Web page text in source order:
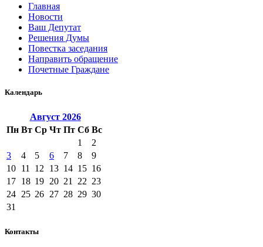
Главная
Новости
Ваш Депутат
Решения Думы
Повестка заседания
Направить обращение
Почетные Граждане
Календарь
Август 2026
Пн Вт Ср Чт Пт Сб Вс
1
2
3
4 5 6 7 8
9
10 11 12 13 14 15 16
17 18 19 20 21 22 23
24 25 26 27 28 29 30
31
Контакты